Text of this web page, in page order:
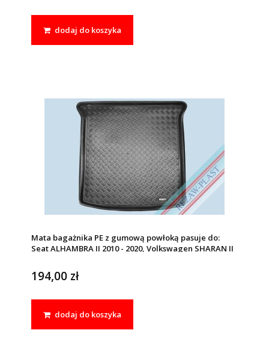
dodaj do koszyka
Mata bagażnika PE z gumową powłoką pasuje do:
Seat ALHAMBRA II 2010 - 2020, Volkswagen SHARAN II
194,00 zł
dodaj do koszyka